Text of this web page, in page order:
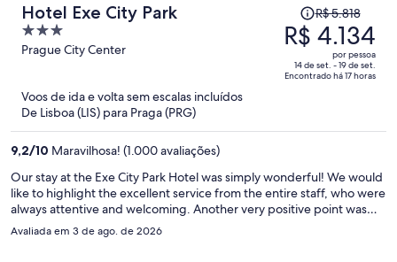
Hotel Exe City Park
3
out
Prague City Center
preço
era
R$ 5.818
e
pessoa
R$ 5.818
R$ 4.134
por pessoa
14 de set. - 19 de set.
Encontrado há 17 horas
Voos de ida e volta sem escalas incluídos
De Lisboa (LIS) para Praga (PRG)
9,2/10 Maravilhosa! (1.000 avaliações)
Our stay at the Exe City Park Hotel was simply wonderful! We would
like to highlight the excellent service from the entire staff, who were
always attentive and welcoming. Another very positive point was
the impeccable cleanliness of the facilities, which ensured great
comfort during our stay. To top it off, we loved the location: the
Avaliada em 3 de ago. de 2026